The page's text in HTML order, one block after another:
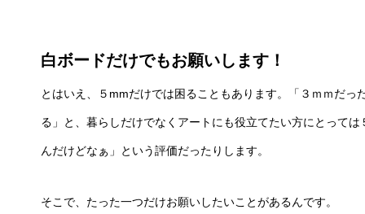
白ボードだけでもお願いします！
とはいえ、５mmだけでは困ることもあります。「３ｍｍだ
る」と、暮らしだけでなくアートにも役立てたい方にとって
んだけどなぁ」という評価だったりします。
そこで、たった一つだけお願いしたいことがあるんです。